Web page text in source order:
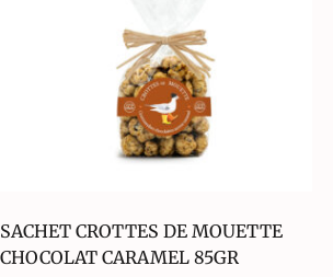
SACHET CROTTES DE MOUETTE
CHOCOLAT CARAMEL 85GR